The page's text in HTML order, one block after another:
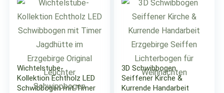
Wichtelstube-
Kollektion Echtholz LED
Schwibbogen mit Timer
3D Schwibbogen
Seiffener Kirche &
Kurrende Handarbeit